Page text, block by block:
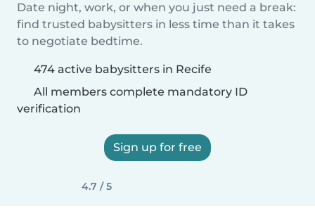
Date night, work, or when you just need a break:
find trusted babysitters in less time than it takes
to negotiate bedtime.
474 active babysitters in Recife
All members complete mandatory ID
verification
Sign up for free
4.7 / 5